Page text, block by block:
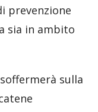
prevenzione
sia in ambito
sulla